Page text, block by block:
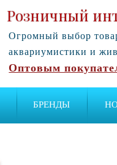
Розничный
Огромный выбор
аквариумистики и
Оптовым
БРЕНДЫ